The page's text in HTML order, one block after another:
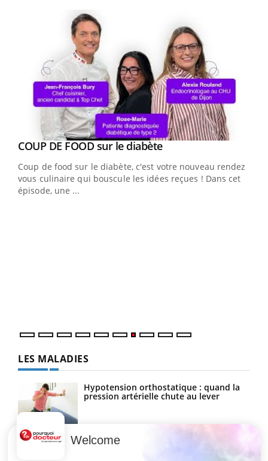
Youtube
COUP DE FOOD sur le diabèteYoutube
Coup de food sur le diabète, c'est votre nouveau rendez-
vous culinaire qui bouscule les idées reçues ! Dans cet
épisode, une ...
LES MALADIES
Hypotension orthostatique : quand la
pression artérielle chute au lever
Drépanocytose : une déformation des
globules rouges aux conséquences
Welcome